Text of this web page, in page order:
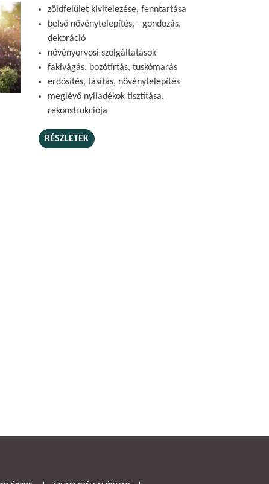
zöldfelület kivitelezése, fenntartása
belső növénytelepítés, - gondozás,
dekoráció
növényorvosi szolgáltatások
fakivágás, bozótírtás, tuskómarás
erdősítés, fásítás, növénytelepítés
meglévő nyiladékok tisztítása,
rekonstrukciója
RÉSZLETEK